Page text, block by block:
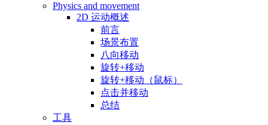
Physics and movement
2D 运动概述
前言
场景布置
八向移动
旋转+移动
旋转+移动（鼠标）
点击并移动
总结
工具